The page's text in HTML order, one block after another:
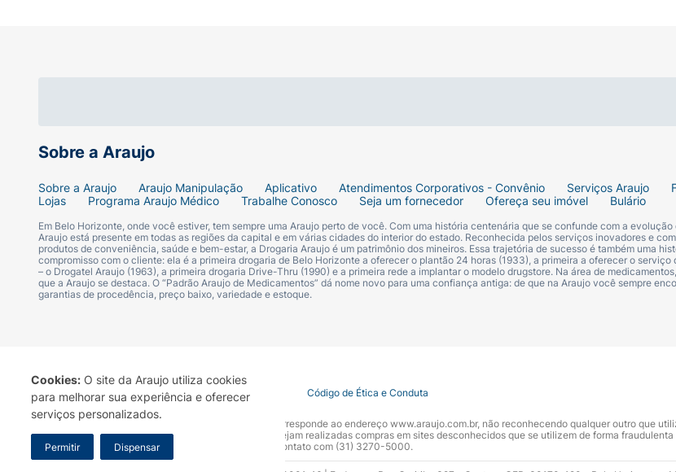
Cookies: O site da Araujo utiliza cookies
para melhorar sua experiência e oferecer
serviços personalizados.
Permitir Dispensar
Sobre a Araujo
Sobre a Araujo Araujo Manipulação Aplicativo Atendimentos Corporativos - Convênio Serviços Araujo
Lojas
Programa Araujo Médico Trabalhe Conosco Seja um fornecedor Ofereça seu imóvel Bulário
Em Belo Horizonte, onde você estiver, tem sempre uma Araujo perto de você. Com uma história centenária que se confunde com a evolução
Araujo está presente em todas as regiões da capital e em várias cidades do interior do estado. Reconhecida pelos serviços inovadores e
produtos de conveniência, saúde e bem-estar, a Drogaria Araujo é um patrimônio dos mineiros. Essa trajetória de sucesso é também uma
compromisso com o cliente: ela é a primeira drogaria de Belo Horizonte a oferecer o plantão 24 horas (1933), a primeira a oferecer o serviço
– o Drogatel Araujo (1963), a primeira drogaria Drive-Thru (1990) e a primeira rede a implantar o modelo drugstore. Na área de
que a Araujo se destaca. O “Padrão Araujo de Medicamentos” dá nome novo para uma confiança antiga: de que na Araujo você sempre
garantias de procedência, preço baixo, variedade e estoque.
Termo de Uso Portal da Privacidade Covid-19 Código de Ética e Conduta
A Drogaria Araujo S/A informa que o seu site oficial corresponde ao endereço www.araujo.com.br, não reconhecendo qualquer outro que
marca. Para sua segurança recomendamos que não sejam realizadas compras em sites desconhecidos que se utilizem de forma
Araujo S.A. Em caso de dúvidas, gentileza entrar em contato com (31) 3270-5000.